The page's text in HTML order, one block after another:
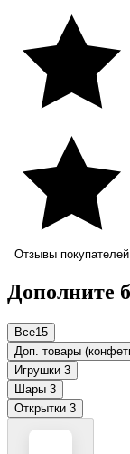
Отзывы покупателей
Дополните
Все15
Доп. товары
Игрушки 3
Шары 3
Открытки 3